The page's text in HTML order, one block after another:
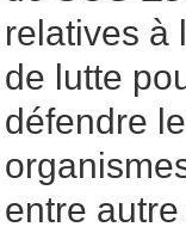
relatives à
de lutte
défendre
entre